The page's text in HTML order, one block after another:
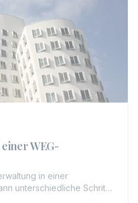
WEG-
in einer
unterschiedliche Schritte